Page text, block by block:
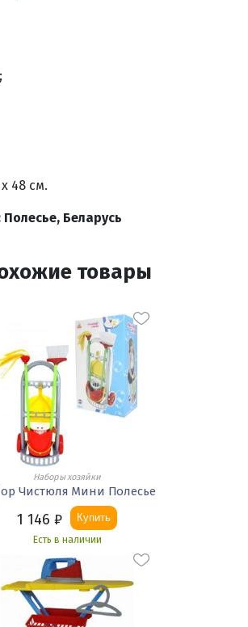
48 см.
Беларусь
товары
Наборы хозяйки
Чистюля Мини Полесье
1 146 ₽ Купить
Есть в наличии